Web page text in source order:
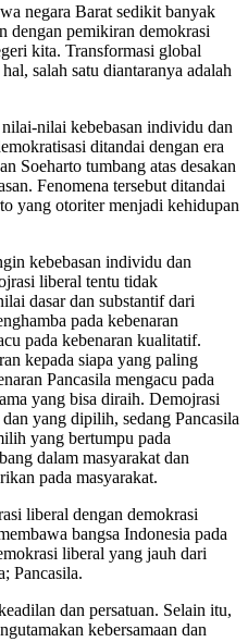
negara Barat sedikit banyak
dengan pemikiran demokrasi
kita. Transformasi global
salah satu diantaranya adalah
nilai kebebasan individu dan
ditandai dengan era
Soeharto tumbang atas desakan
Fenomena tersebut ditandai
yang otoriter menjadi kehidupan
kebebasan individu dan
liberal tentu tidak
dasar dan substantif dari
pada kebenaran
pada kebenaran kualitatif.
kepada siapa yang paling
Pancasila mengacu pada
yang bisa diraih. Demojrasi
yang dipilih, sedang Pancasila
yang bertumpu pada
dalam masyarakat dan
pada masyarakat.
liberal dengan demokrasi
bangsa Indonesia pada
liberal yang jauh dari
Pancasila.
dan persatuan. Selain itu,
kebersamaan dan